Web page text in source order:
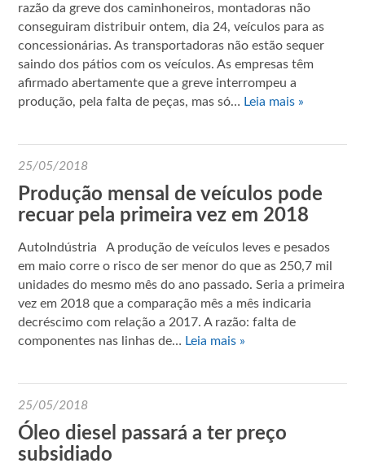
razão da greve dos caminhoneiros, montadoras não
conseguiram distribuir ontem, dia 24, veículos para as
concessionárias. As transportadoras não estão sequer
saindo dos pátios com os veículos. As empresas têm
afirmado abertamente que a greve interrompeu a
produção, pela falta de peças, mas só… Leia mais »
25/05/2018
Produção mensal de veículos pode
recuar pela primeira vez em 2018
AutoIndústria A produção de veículos leves e pesados
em maio corre o risco de ser menor do que as 250,7 mil
unidades do mesmo mês do ano passado. Seria a primeira
vez em 2018 que a comparação mês a mês indicaria
decréscimo com relação a 2017. A razão: falta de
componentes nas linhas de… Leia mais »
25/05/2018
Óleo diesel passará a ter preço
subsidiado